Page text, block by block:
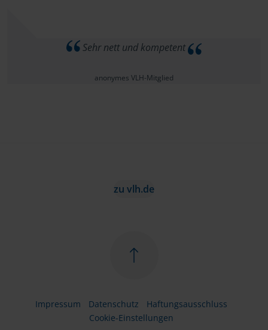
Sehr nett und kompetent
anonymes VLH-Mitglied
zu vlh.de
Impressum Datenschutz
Haftungsausschluss
Cookie-Einstellungen